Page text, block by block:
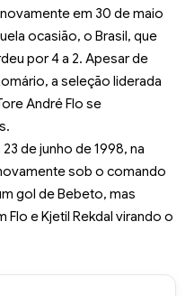
em 30 de maio
ocasião, o Brasil, que
por 4 a 2. Apesar de
a seleção liderada
André Flo se
de junho de 1998, na
sob o comando
gol de Bebeto, mas
Flo e Kjetil Rekdal virando o